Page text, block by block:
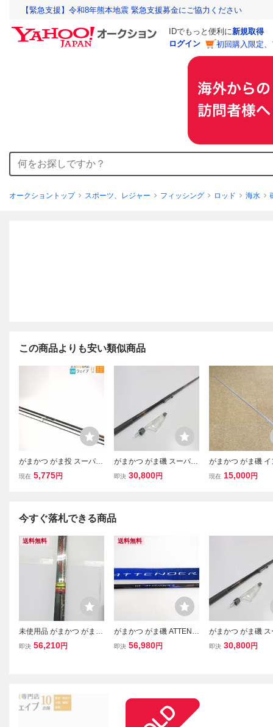
【緊急支援】令和8年熊本地震 緊急支援募金にご協力ください
IDでもっと便利に新規取得
ログイン
初回購入限定
オークショントップ スポーツ、レジャー フィッシング ロッド 海水
この商品よりも安い類似商品
がまかつ がま投 スーパー
キャスティング 30-405
現在 5,775円
がまかつ がま磯 スーパー
インテッサ 2－53 ／管
即決 30,800円
がまかつ がま磯 イ
サ G-5 1.75号
現在 15,000円
今すぐ落札できる商品
送料無料
未使用品 がまかつ がま磯
デニオス 1.75-53 釣竿 ロ
即決 56,210円
送料無料
がまかつ がま磯 ATTEND
ERII アテンダー2 1.75-53
即決 56,980円
がまかつ がま磯 ス
インテッサ 2－
即決 30,800円